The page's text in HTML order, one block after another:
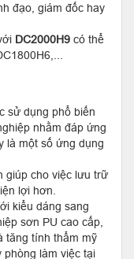
đạo, giám đốc hay
DC2000H9 có thể
sử dụng phổ biến
nhằm đáp ứng
là một số ứng dụng
giúp cho việc lưu trữ
lợi hơn.
kiểu dáng sang
sơn PU cao cấp,
tăng tính thẩm mỹ
phòng làm việc tại